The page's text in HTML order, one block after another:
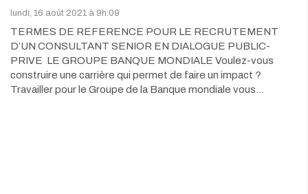
lundi, 16 août 2021 à 9h:09
TERMES DE REFERENCE POUR LE RECRUTEMENT
D’UN CONSULTANT SENIOR EN DIALOGUE PUBLIC-
PRIVE LE GROUPE BANQUE MONDIALE Voulez-vous
construire une carrière qui permet de faire un impact ?
Travailler pour le Groupe de la Banque mondiale vous…